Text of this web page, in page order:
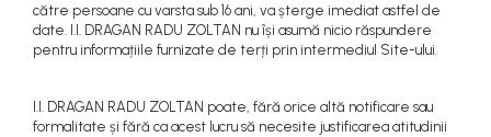
către persoane cu varsta sub 16 ani, va șterge imediat astfel de
date. I.I. DRAGAN RADU ZOLTAN nu își asumă nicio răspundere
pentru informațiile furnizate de terți prin intermediul Site-ului.
I.I. DRAGAN RADU ZOLTAN poate, fără orice altă notificare sau
formalitate și fără ca acest lucru să necesite justificarea atitudinii